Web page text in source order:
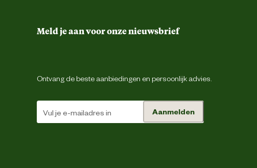
Meld je aan voor onze nieuwsbrief
Ontvang de beste aanbiedingen en persoonlijk advies.
Aanmelden